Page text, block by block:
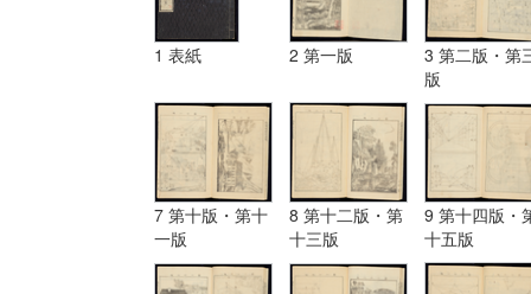
1 表紙 2 第一版
3 第二版・第
版
7 第十版・第十
一版
8 第十二版・第
十三版
9 第十四版・
十五版